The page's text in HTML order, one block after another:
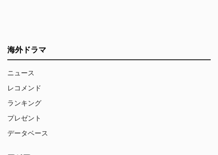
海外ドラマ
ニュース
レコメンド
ランキング
プレゼント
データベース